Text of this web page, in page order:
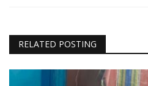
RELATED POSTING